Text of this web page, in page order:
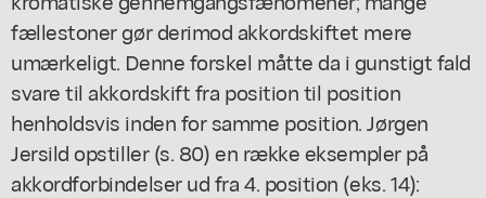
fællestoner gør derimod akkordskiftet mere
umærkeligt. Denne forskel måtte da i gunstigt fald
svare til akkordskift fra position til position
henholdsvis inden for samme position. Jørgen
Jersild opstiller (s. 80) en række eksempler på
akkordforbindelser ud fra 4. position (eks. 14):